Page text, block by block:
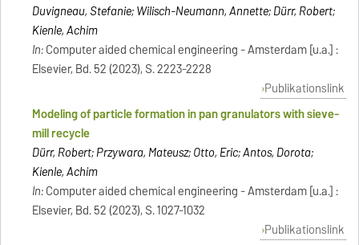
Duvigneau, Stefanie; Wilisch-Neumann, Annette; Dürr, Robert;
Kienle, Achim
In:Computer aided chemical engineering - Amsterdam [u.a.] :
Elsevier, Bd. 52 (2023), S. 2223-2228
Publikationslink
Modeling of particle formation in pan granulators with sieve-
mill recycle
Dürr, Robert; Przywara, Mateusz; Otto, Eric; Antos, Dorota;
Kienle, Achim
In:Computer aided chemical engineering - Amsterdam [u.a.] :
Elsevier, Bd. 52 (2023), S. 1027-1032
Publikationslink